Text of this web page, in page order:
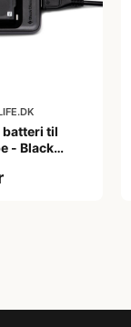
batteri til
- Black